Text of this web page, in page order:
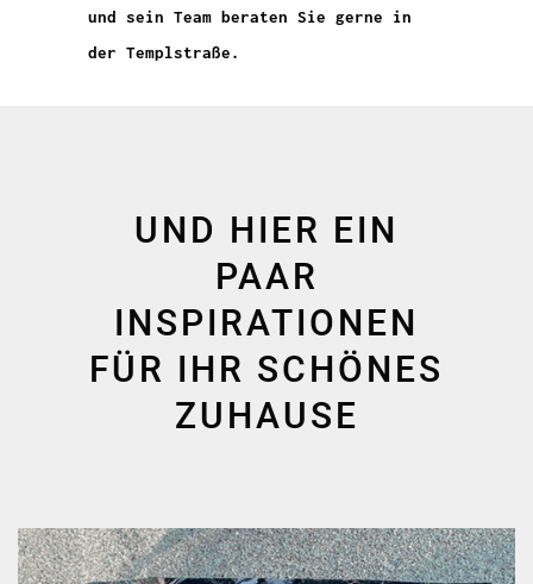
und sein Team beraten Sie gerne in
der Templstraße.
UND HIER EIN
PAAR
INSPIRATIONEN
FÜR IHR SCHÖNES
ZUHAUSE